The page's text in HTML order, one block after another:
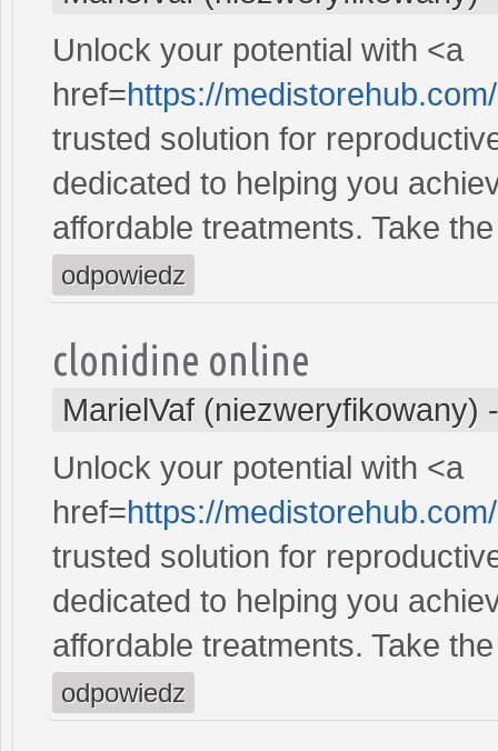
Unlock your potential with <a
href=https://
trusted solution for
dedicated to helping you
affordable treatments. Take
odpowiedz
clonidine online
MarielVaf (niezweryfikowany)
Unlock your potential with <a
href=https://
trusted solution for
dedicated to helping you
affordable treatments. Take
odpowiedz